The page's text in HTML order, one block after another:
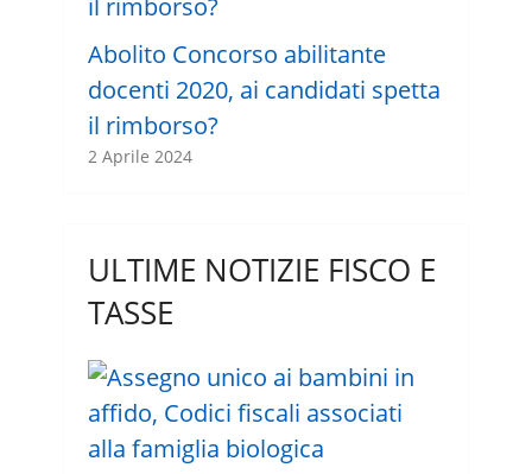
Abolito Concorso abilitante
docenti 2020, ai candidati spetta
il rimborso?
2 Aprile 2024
ULTIME NOTIZIE FISCO E
TASSE